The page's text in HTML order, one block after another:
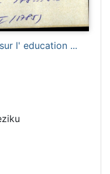
l' education ...